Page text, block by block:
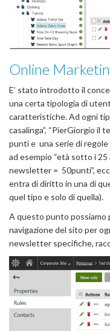
Online
E’ stato introdotto il
una certa tipologia di
caratteristiche. Ad ogni
casalinga”, “PierGiorgio il
punti e una serie di
ad esempio “età sotto i 25
newsletter = 50punti”,
entra di diritto in una di
quel tipo e solo di quella).
A questo punto possiamo
navigazione del sito per
newsletter specifiche,